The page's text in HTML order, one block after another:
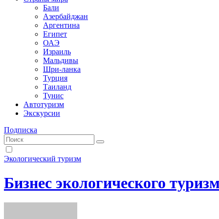
Бали
Азербайджан
Аргентина
Египет
ОАЭ
Израиль
Мальдивы
Шри-ланка
Турция
Таиланд
Тунис
Автотуризм
Экскурсии
Подписка
Экологический туризм
Бизнес экологического